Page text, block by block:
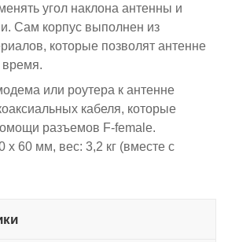
угол наклона антенны и
Сам корпус выполнен из
которые позволят антенне
время.
или роутера к антенне
кабеля, которые
разъемов F-female.
х 60 мм, вес: 3,2 кг (вместе с